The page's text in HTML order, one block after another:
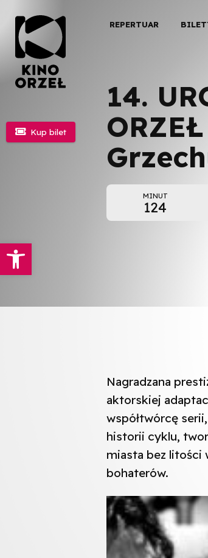
Otwórz pasek narzędzi
REPERTUAR
14.
MINUT
124
 Kup bilet
Nagradzana
aktorskiej
współtwórcę
historii cyklu,
miasta bez litości
bohaterów.